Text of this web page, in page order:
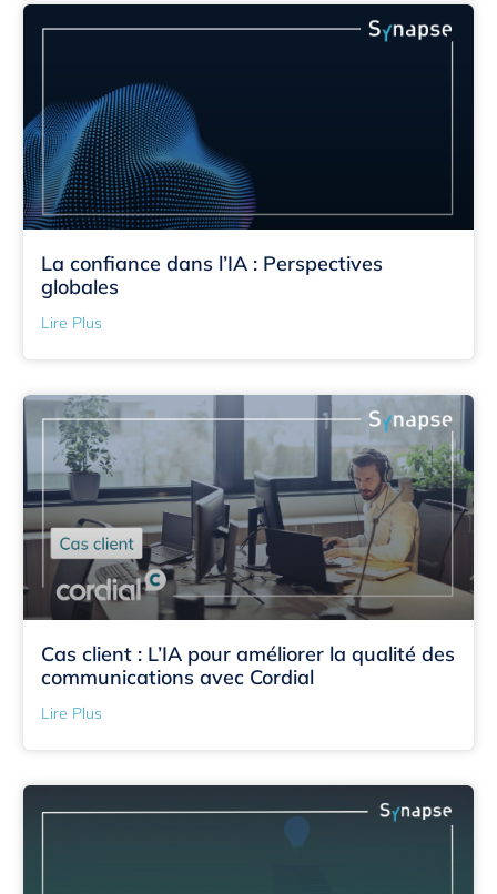
La confiance dans l’IA : Perspectives
globales
Lire Plus
Cas client : L’IA pour améliorer la qualité des
communications avec Cordial
Lire Plus